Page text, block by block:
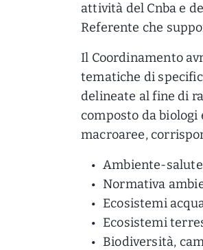
attività del Cnba e
Referente che
Il Coordinamento
tematiche di
delineate al fine di
composto da biologi
macroaree,
Ambiente-salute
Normativa
Ecosistemi
Ecosistemi
Biodiversità,